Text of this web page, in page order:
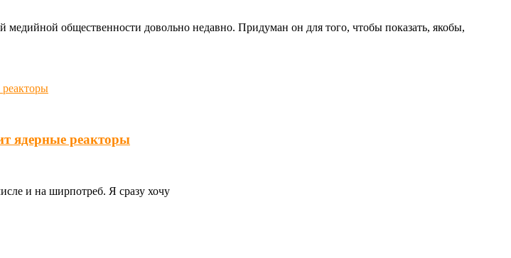
общественности довольно недавно. Придуман он для того, чтобы показать, якобы,
ядерные реакторы
и на ширпотреб. Я сразу хочу